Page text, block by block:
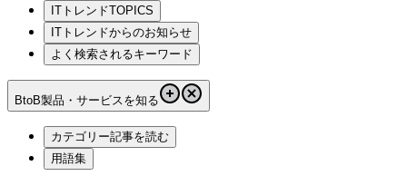
ITトレンドTOPICS
ITトレンドからのお知らせ
よく検索されるキーワード
BtoB製品・サービスを知る
カテゴリー記事を読む
用語集